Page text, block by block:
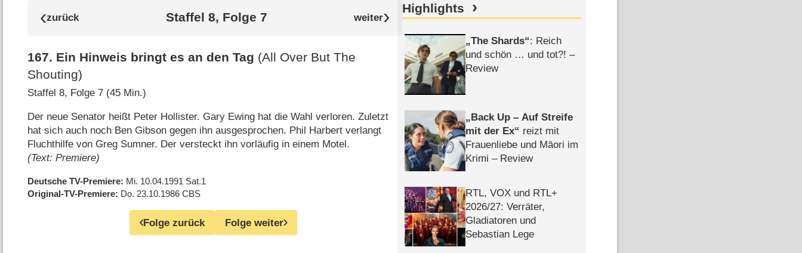
Staffel 8, Folge 7
167. Ein Hinweis bringt es an den Tag (All Over But The
Shouting)
Staffel 8, Folge 7 (45 Min.)
Der neue Senator heißt Peter Hollister. Gary Ewing hat die Wahl verloren. Zuletzt
hat sich auch noch Ben Gibson gegen ihn ausgesprochen. Phil Harbert verlangt
Fluchthilfe von Greg Sumner. Der versteckt ihn vorläufig in einem Motel.
(Text: Premiere)
Deutsche TV-Premiere Mi. 10.04.1991 Sat.1
Original-TV-Premiere Do. 23.10.1986 CBS
Folge zurück Folge weiter
Highlights
The Shards : Reich
und schön … und tot?! –
Review
Back Up – Auf Streife
mit der Ex
reizt mit
Frauenliebe und Māori im
Krimi – Review
RTL, VOX und RTL+
2026/​27: Verräter,
Gladiatoren und
Sebastian Lege